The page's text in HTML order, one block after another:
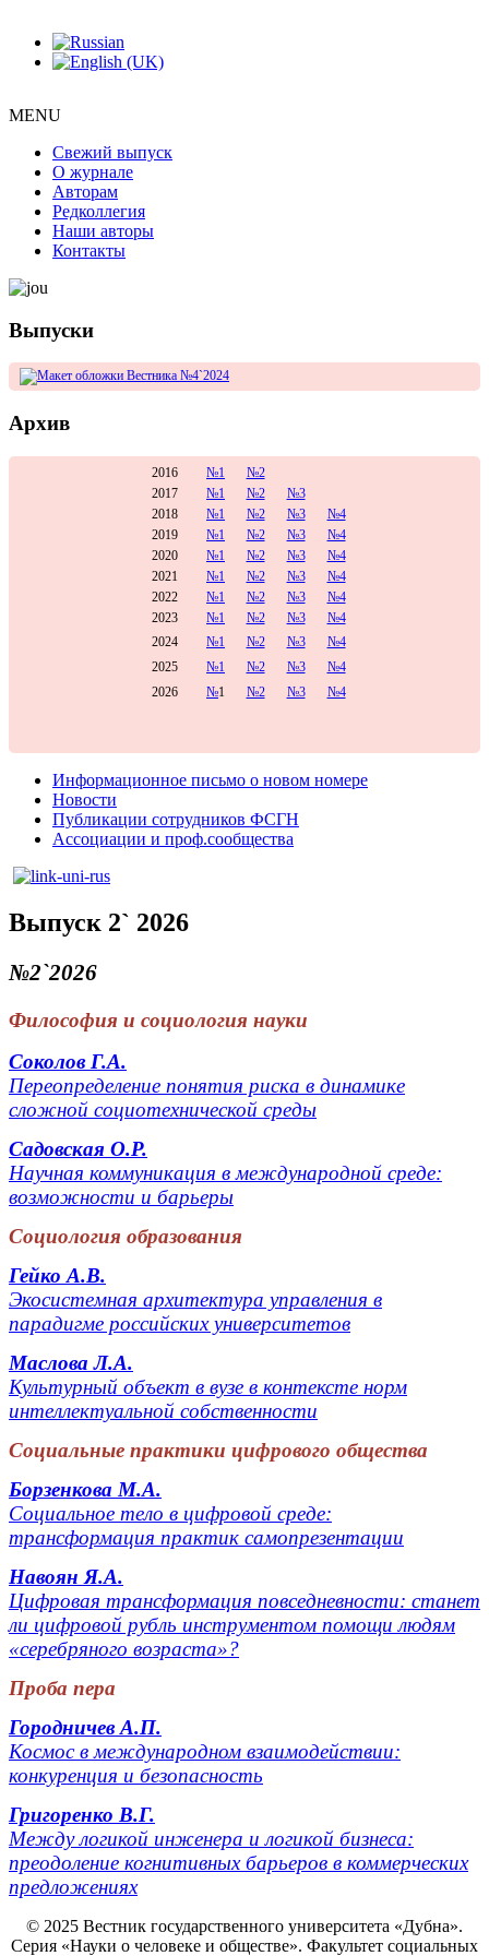
MENU
Свежий выпуск
О журнале
Авторам
Редколлегия
Наши авторы
Контакты
Выпуски
Архив
2016 №1
№2
2017
№1 №2
№3
2018
№1 №2 №3
№4
2019
№1 №2 №3
№4
2020
№1 №2 №3
№4
2021
№1 №2 №3
№4
2022
№1 №2 №3
№4
2023
№1 №2 №3
№4
2024
№1 №2 №3
№4
2025
№1 №2 №3
№4
2026
№1 №2 №3 №4
Информационное письмо о новом номере
Новости
Публикации сотрудников ФСГН
Ассоциации и проф.сообщества
Выпуск 2` 2026
№2`2026
Философия и социология науки
Соколов Г.А.
Переопределение понятия риска в динамике
сложной социотехнической среды
Садовская О.Р.
Научная коммуникация в международной среде:
возможности и барьеры
Социология образования
Гейко А.В.
Экосистемная архитектура управления в
парадигме российских университетов
Маслова Л.А.
Культурный объект в вузе в контексте норм
интеллектуальной собственности
Социальные практики цифрового общества
Борзенкова М.А.
Социальное тело в цифровой среде:
трансформация практик самопрезентации
Навоян Я.А.
Цифровая трансформация повседневности: станет
ли цифровой рубль инструментом помощи людям
«серебряного возраста»?
Проба пера
Городничев А.П.
Космос в международном взаимодействии:
конкуренция и безопасность
Григоренко В.Г.
Между логикой инженера и логикой бизнеса:
преодоление когнитивных барьеров в коммерческих
предложениях
© 2025 Вестник государственного университета «Дубна».
Серия «Науки о человеке и обществе». Факультет социальных